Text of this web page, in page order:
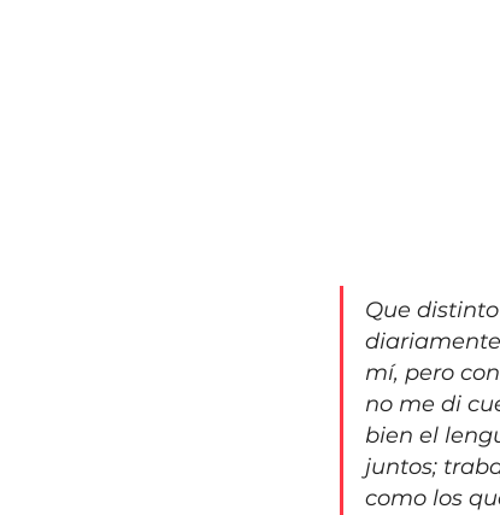
Que
mí, pero
no me di
bien el
juntos;
como los